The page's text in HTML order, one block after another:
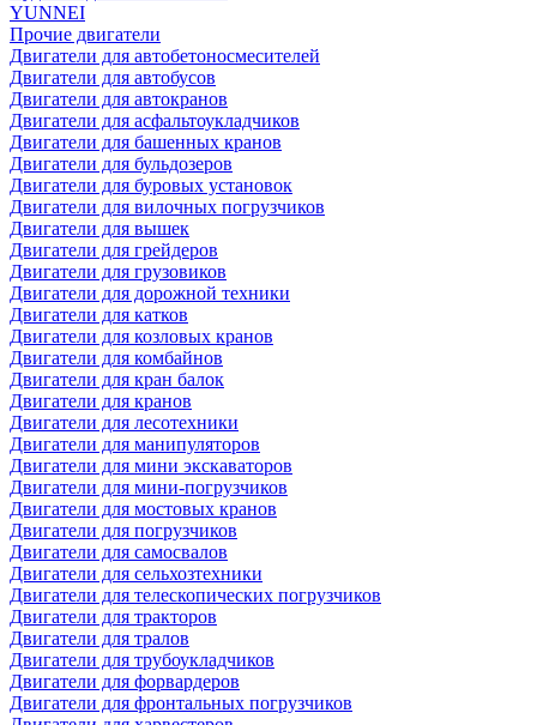
YUNNEI
Прочие двигатели
Двигатели для автобетоносмесителей
Двигатели для автобусов
Двигатели для автокранов
Двигатели для асфальтоукладчиков
Двигатели для башенных кранов
Двигатели для бульдозеров
Двигатели для буровых установок
Двигатели для вилочных погрузчиков
Двигатели для вышек
Двигатели для грейдеров
Двигатели для грузовиков
Двигатели для дорожной техники
Двигатели для катков
Двигатели для козловых кранов
Двигатели для комбайнов
Двигатели для кран балок
Двигатели для кранов
Двигатели для лесотехники
Двигатели для манипуляторов
Двигатели для мини экскаваторов
Двигатели для мини-погрузчиков
Двигатели для мостовых кранов
Двигатели для погрузчиков
Двигатели для самосвалов
Двигатели для сельхозтехники
Двигатели для телескопических погрузчиков
Двигатели для тракторов
Двигатели для тралов
Двигатели для трубоукладчиков
Двигатели для форвардеров
Двигатели для фронтальных погрузчиков